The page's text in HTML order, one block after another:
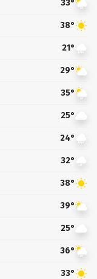
33°
38°
21°
29°
35°
25°
24°
32°
38°
39°
25°
36°
33°